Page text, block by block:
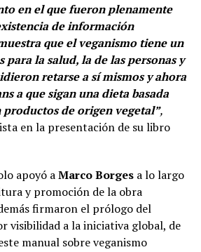
en el que fueron plenamente
de información
que el veganismo tiene un
la salud, la de las personas y
retarse a sí mismos y ahora
a que sigan una dieta basada
de origen vegetal”,
en la presentación de su libro
apoyó aMarco Borgesa lo largo
y promoción de la obra
firmaron el prólogo del
visibilidad a la iniciativa global, de
manual sobre veganismo